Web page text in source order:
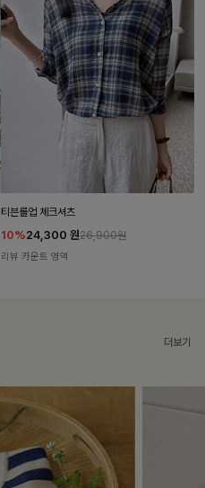
티븐롤업 체크셔츠
10%24,300 원26,900원
리뷰 카운트 영역
더보기